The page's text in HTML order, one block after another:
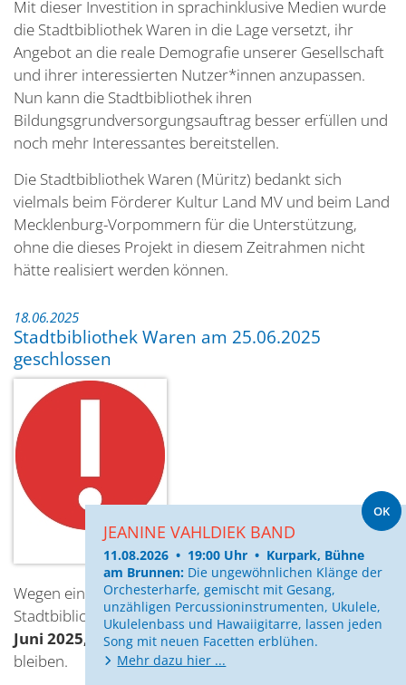
Mit dieser Investition in sprachinklusive Medien wurde
die Stadtbibliothek Waren in die Lage versetzt, ihr
Angebot an die reale Demografie unserer Gesellschaft
und ihrer interessierten Nutzer*innen anzupassen.
Nun kann die Stadtbibliothek ihren
Bildungsgrundversorgungsauftrag besser erfüllen und
noch mehr Interessantes bereitstellen.
Die Stadtbibliothek Waren (Müritz) bedankt sich
vielmals beim Förderer Kultur Land MV und beim Land
Mecklenburg-Vorpommern für die Unterstützung,
ohne die dieses Projekt in diesem Zeitrahmen nicht
hätte realisiert werden können.
18.06.2025
Stadtbibliothek Waren am 25.06.2025
geschlossen
Wegen einer Fortbildung des Teams wird die
Stadtbibliothek Waren (Müritz) amMittwoch, den 25.
Juni 2025, für den Leihverkehr geschlossen
bleiben.
JEANINE VAHLDIEK BAND
11.08.2026 • 19:00 Uhr • Kurpark, Bühne
am Brunnen: Die ungewöhnlichen Klänge der
Orchesterharfe, gemischt mit Gesang,
unzähligen Percussioninstrumenten, Ukulele,
Ukulelenbass und Hawaiigitarre, lassen jeden
Song mit neuen Facetten erblühen.
Mehr dazu hier ...
OK